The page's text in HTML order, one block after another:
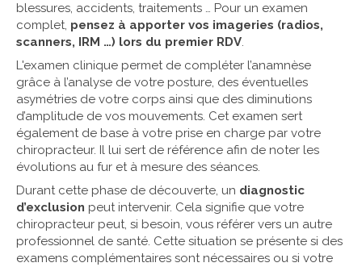
blessures, accidents, traitements … Pour un examen
complet, pensez à apporter vos imageries (radios,
scanners, IRM …) lors du premier RDV.
L'examen clinique permet de compléter l’anamnèse
grâce à l’analyse de votre posture, des éventuelles
asymétries de votre corps ainsi que des diminutions
d’amplitude de vos mouvements. Cet examen sert
également de base à votre prise en charge par votre
chiropracteur. Il lui sert de référence afin de noter les
évolutions au fur et à mesure des séances.
Durant cette phase de découverte, un diagnostic
d’exclusion peut intervenir. Cela signifie que votre
chiropracteur peut, si besoin, vous référer vers un autre
professionnel de santé. Cette situation se présente si des
examens complémentaires sont nécessaires ou si votre